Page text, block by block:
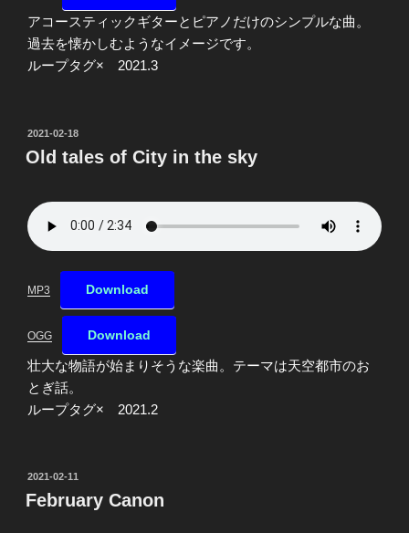
アコースティックギターとピアノだけのシンプルな曲。
過去を懐かしむようなイメージです。
ループタグ× 2021.3
投
稿
日:
2021-02-18
Old tales of City in the sky
MP3 Download
OGG Download
壮大な物語が始まりそうな楽曲。テーマは天空都市のお
とぎ話。
ループタグ× 2021.2
投
稿
日:
2021-02-11
February Canon